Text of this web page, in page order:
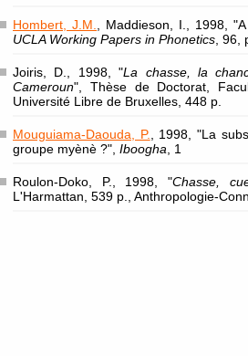
Hombert, J.M.
, Maddieson, I., 1998,
UCLA Working Papers in Phonetics ,
Joiris, D., 1998, "La chasse, la
Cameroun", Thèse de Doctorat,
Université Libre de Bruxelles, 448 p.
Mouguiama-Daouda, P.
, 1998, "La
groupe myènè ?", Iboogha , 1
Roulon-Doko, P., 1998, "Chasse,
L'Harmattan, 539 p., Anthropologie-